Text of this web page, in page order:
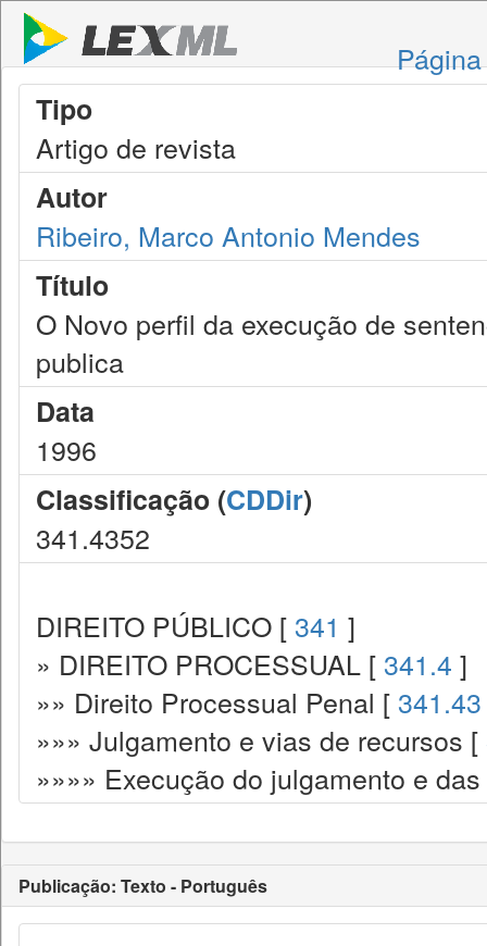
Tipo
Artigo de revista
Autor
Ribeiro, Marco Antonio Mendes
Título
O Novo perfil da execução de
publica
Data
1996
Classificação (CDDir)
341.4352
DIREITO PÚBLICO [ 341 ]
» DIREITO PROCESSUAL [ 341.4 ]
»» Direito Processual Penal [ 341.43
»»» Julgamento e vias de recursos [
»»»» Execução do julgamento e
Publicação: Texto - Português